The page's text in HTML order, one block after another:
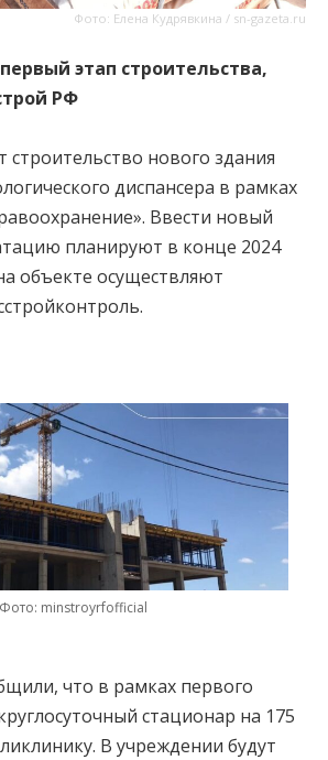
Фото: Елена Кудрявкина / sn-gazeta.ru
этап строительства,
РФ
нового здания
диспансера в рамках
Ввести новый
планируют в конце 2024
объекте осуществляют
Фото: minstroyrfofficial
что в рамках первого
стационар на 175
В учреждении будут